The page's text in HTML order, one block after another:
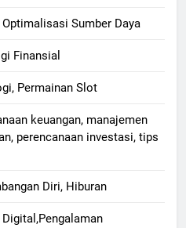
Sumber Daya
Finansial
Permainan Slot
keuangan, manajemen
perencanaan investasi, tips
Diri, Hiburan